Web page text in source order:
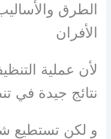
الطرق
الأفران
لأن عملية
نتائج جيدة في
و لكن تستطيع